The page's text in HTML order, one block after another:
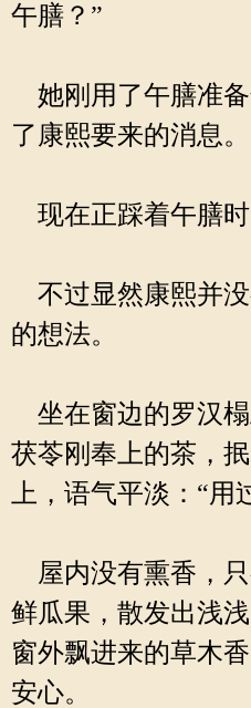
午膳？”
她刚用了午膳准备
了康熙要来的消息。
现在正踩着午膳时
不过显然康熙并
的想法。
坐在窗边的罗汉
茯苓刚奉上的茶，
上，语气平淡：“用
屋内没有熏香，
鲜瓜果，散发出浅
窗外飘进来的草木
安心。